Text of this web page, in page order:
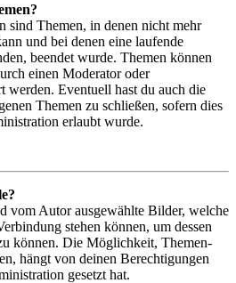
sind Themen, in denen nicht mehr
und bei denen eine laufende
beendet wurde. Themen können
einen Moderator oder
werden. Eventuell hast du auch die
Themen zu schließen, sofern dies
erlaubt wurde.
vom Autor ausgewählte Bilder, welche
stehen können, um dessen
können. Die Möglichkeit, Themen-
hängt von deinen Berechtigungen
gesetzt hat.